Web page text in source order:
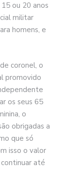
ou 20 anos
militar
homens, e
coronel, o
promovido
os seus 65
o
obrigadas a
que só
isso o valor
até